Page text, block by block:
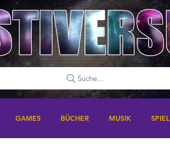
Suche...
GAMES BÜCHER MUSIK